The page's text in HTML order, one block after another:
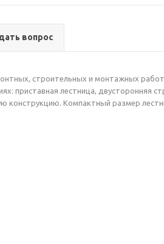
вопрос
строительных и монтажных
приставная лестница, двусторонняя
конструкцию. Компактный размер